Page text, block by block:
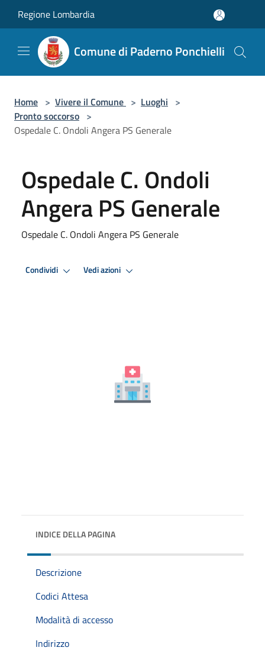
Regione Lombardia
Comune di Paderno Ponchielli
Home > Vivere il Comune > Luoghi >
Pronto soccorso >
Ospedale C. Ondoli Angera PS Generale
Ospedale C. Ondoli
Angera PS Generale
Ospedale C. Ondoli Angera PS Generale
Condividi Vedi azioni
INDICE DELLA PAGINA
Descrizione
Codici Attesa
Modalità di accesso
Indirizzo